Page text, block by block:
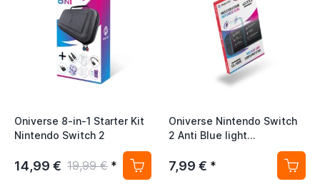
Oniverse 8-in-1 Starter Kit
Nintendo Switch 2
14,99 € 19,99 € *
Oniverse Nintendo Switch
2 Anti Blue light
7,99 € *